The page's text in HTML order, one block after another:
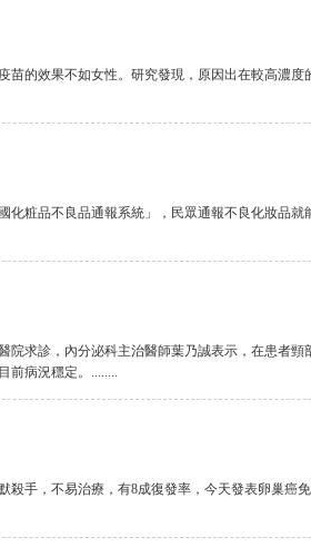
苗的效果不如女性。研究發現，原因出在較高濃度
化粧品不良品通報系統」，民眾通報不良化妝品就
院求診，內分泌科主治醫師葉乃誠表示，在患者頸
前病況穩定。........
殺手，不易治療，有8成復發率，今天發表卵巢癌